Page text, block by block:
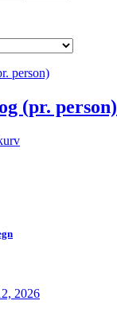
(pr. person)
2026